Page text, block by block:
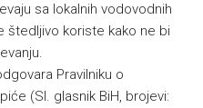
sa lokalnih vodovodnih
štedljivo koriste kako ne bi
Pravilniku o
(Sl. glasnik BiH, brojevi: